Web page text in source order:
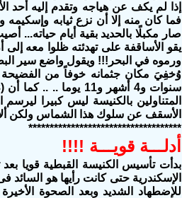
إذا لم يكف عن هياجه وتقدم إليه أحد
فما كان منه إلا أن نزع ثيابه
صار مكبلًا بالحديد بقية أيام
يقو الأساقفة على تهدئته ظلوا معه
ورموه في البحر!!! ويقول واضع سير
المتناولين بالكنيسة ليس كبيرا
الأسقف عن سلوك هذا الشماس ولكن
************************************
أدلـــة قويـــة !!!!
بدأت تأسيس الكنيسة القبطية قويا
الإسكندرية حتى كانت رأيها هو السائد
للإضطهاد الشديد وبعد الصحوة